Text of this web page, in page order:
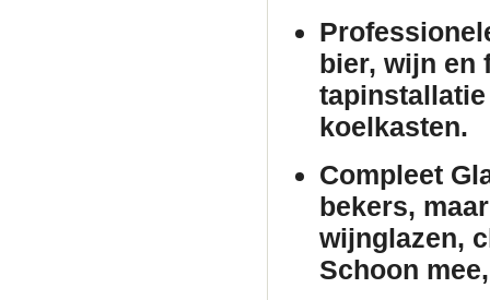
bier, wijn en
koelkasten.
Compleet
bekers,
wijnglazen,
Schoon